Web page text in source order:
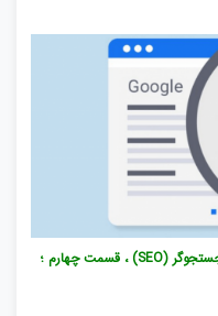
پادکست نکاتی درمورد بهینه سازی موتورهای جستجوگر (SEO) ، قسمت چهارم ؛